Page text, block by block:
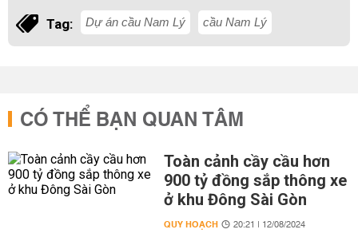
Tag: Dự án cầu Nam Lý cầu Nam Lý
CÓ THỂ BẠN QUAN TÂM
Toàn cảnh cầy cầu hơn
900 tỷ đồng sắp thông xe
ở khu Đông Sài Gòn
QUY HOẠCH 20:21 | 12/08/2024